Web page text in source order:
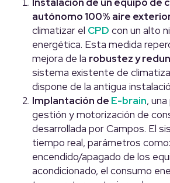
autónomo 100% aire
climatizar el CPD con un alto
energética. Esta medida
mejora de la robustez y
sistema existente de
dispone de la antigua
Implantación de E-brain,
gestión y motorización de
desarrollada por Campos. El
tiempo real, parámetros
encendido/apagado de los
acondicionado, el consumo